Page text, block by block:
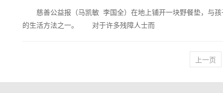
慈善公益报（马凯敏 李国全）在地上铺开一块野餐垫，与孩
的生活方法之一。 对于许多残障人士而
上一页